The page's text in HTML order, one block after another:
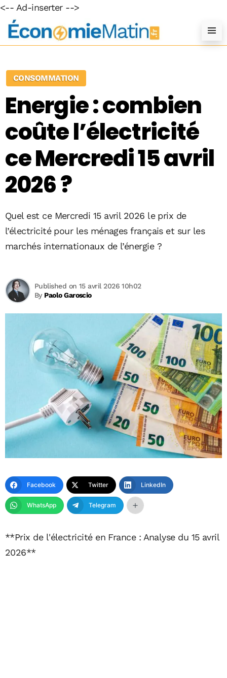
<-- Ad-inserter -->
CONSOMMATION
Energie : combien
coûte l’électricité
ce Mercredi 15 avril
2026 ?
Quel est ce Mercredi 15 avril 2026 le prix de
l’électricité pour les ménages français et sur les
marchés internationaux de l’énergie ?
By Paolo Garoscio
Published on 15 avril 2026 10h02
Facebook Twitter LinkedIn
WhatsApp Telegram
**Prix de l'électricité en France : Analyse du 15 avril
2026**